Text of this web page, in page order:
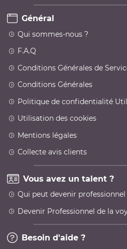
Général
Qui sommes-nous ?
F.A.Q
Conditions Générales de
Conditions Générales
Politique de confidentialité
Utilisation des cookies
Mentions légales
Collecte avis clients
Vous avez un talent ?
Qui peut devenir professionnel
Devenir Professionnel de la
Besoin d'aide ?